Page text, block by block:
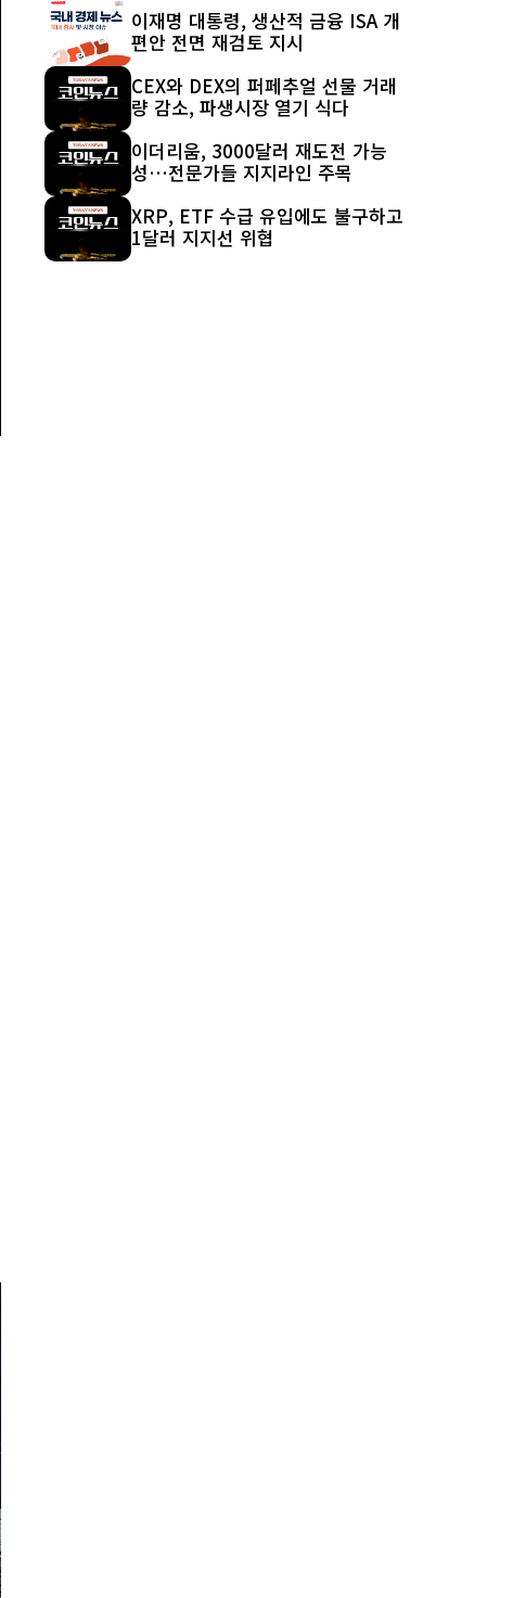
이재명 대통령, 생산적 금융 ISA 개
편안 전면 재검토 지시
CEX와 DEX의 퍼페추얼 선물 거래
량 감소, 파생시장 열기 식다
이더리움, 3000달러 재도전 가능
성…전문가들 지지라인 주목
XRP, ETF 수급 유입에도 불구하고
1달러 지지선 위협